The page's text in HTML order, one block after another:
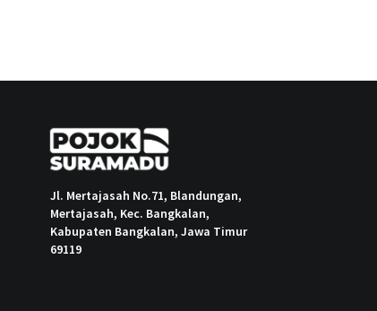
Jl. Mertajasah No.71, Blandungan,
Mertajasah, Kec. Bangkalan,
Kabupaten Bangkalan, Jawa Timur
69119